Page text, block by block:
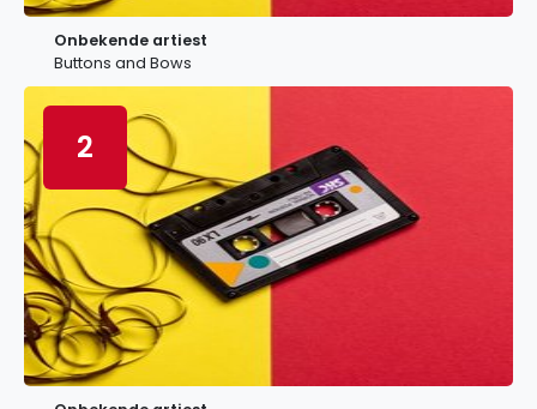
Onbekende artiest
Buttons and Bows
2